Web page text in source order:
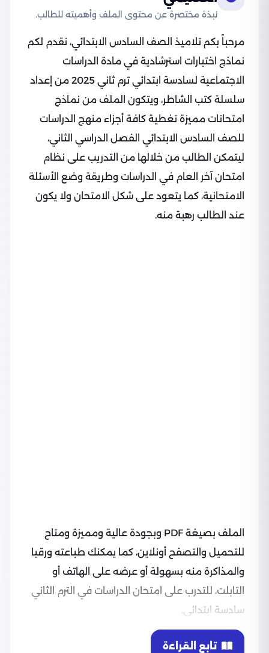
نبذة مختصرة عن محتوى الملف وأهميته للطالب.
مرحباً بكم تلاميذ الصف السادس الابتدائي، نقدم لكم
نماذج اختبارات استرشادية في مادة الدراسات
الاجتماعية لسادسة ابتدائي ترم ثاني 2025 من إعداد
سلسلة كتب الشاطر، ويتكون الملف من نماذج
امتحانات مميزة تغطية كافة أجزاء منهج الدراسات
للصف السادس الابتدائي الفصل الدراسي الثاني،
ليتمكن الطالب من خلالها من التدريب على نظام
امتحان آخر العام في الدراسات وطريقة وضع الأسئلة
الامتحانية، كما يتعود على شكل الامتحان ولا يكون
عند الطالب رهبة منه.
الملف بصيغة PDF وبجودة عالية ومميزة ومتاح
للتحميل والتصفح أونلاين، كما يمكنك طباعته ورقيا
والمذاكرة منه بسهولة أو عرضه على الهاتف أو
التابلت، للتدرب على امتحان الدراسات في الترم الثاني
سادسة ابتدائي.
تابع القراءة